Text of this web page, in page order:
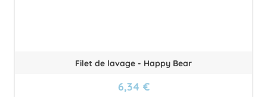
Filet de lavage - Happy Bear
6,34 €